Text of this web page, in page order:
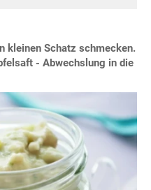
kleinen Schatz schmecken.
- Abwechslung in die